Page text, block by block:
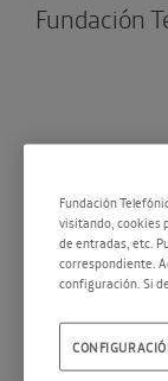
Fundación
ballenas
Si bien
Fundación
visitando, cookies
de entradas, etc.
correspondiente.
configuración. Si